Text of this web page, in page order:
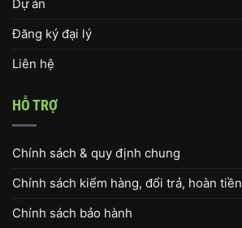
Dự án
Đăng ký đại lý
Liên hệ
HỖ TRỢ
Chính sách & quy định chung
Chính sách kiểm hàng, đổi trả, hoàn tiền
Chính sách bảo hành